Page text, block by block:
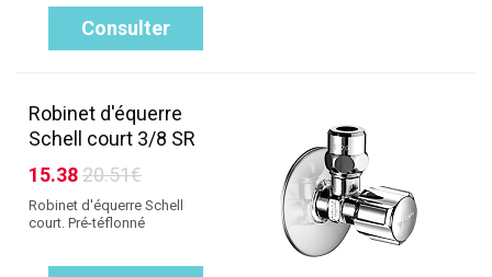
Consulter
Robinet d'équerre
Schell court 3/8 SR
15.3820.51€
Robinet d'équerre Schell
court. Pré-téflonné